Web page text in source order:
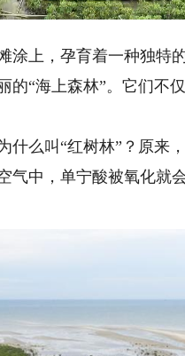
上，孕育着一种独特
的“海上森林”。它们不
么叫“红树林”？原来
气中，单宁酸被氧化就